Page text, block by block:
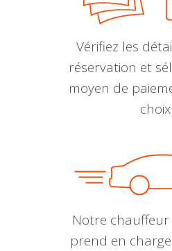
Vérifiez les
réservation et
moyen de
choix
Notre chauffeur
prend en